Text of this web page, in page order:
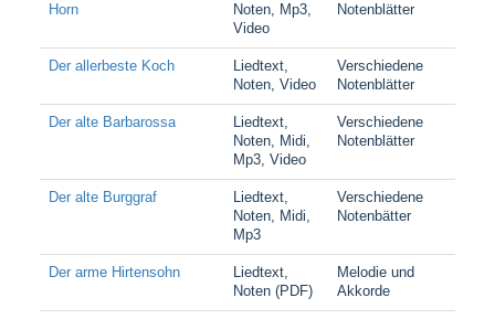
Horn
Noten, Mp3,
Video
Notenblätter
Der allerbeste Koch
Liedtext,
Noten, Video
Verschiedene
Notenblätter
Der alte Barbarossa
Liedtext,
Noten, Midi,
Mp3, Video
Verschiedene
Notenblätter
Der alte Burggraf
Liedtext,
Noten, Midi,
Mp3
Verschiedene
Notenbätter
Der arme Hirtensohn
Liedtext,
Noten (PDF)
Melodie und
Akkorde